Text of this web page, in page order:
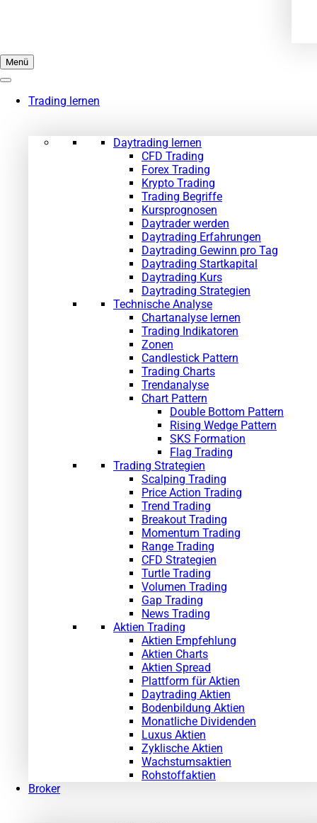
Menü
Trading lernen
Daytrading lernen
CFD Trading
Forex Trading
Krypto Trading
Trading Begriffe
Kursprognosen
Daytrader werden
Daytrading Erfahrungen
Daytrading Gewinn pro Tag
Daytrading Startkapital
Daytrading Kurs
Daytrading Strategien
Technische Analyse
Chartanalyse lernen
Trading Indikatoren
Zonen
Candlestick Pattern
Trading Charts
Trendanalyse
Chart Pattern
Double Bottom Pattern
Rising Wedge Pattern
SKS Formation
Flag Trading
Trading Strategien
Scalping Trading
Price Action Trading
Trend Trading
Breakout Trading
Momentum Trading
Range Trading
CFD Strategien
Turtle Trading
Volumen Trading
Gap Trading
News Trading
Aktien Trading
Aktien Empfehlung
Aktien Charts
Aktien Spread
Plattform für Aktien
Daytrading Aktien
Bodenbildung Aktien
Monatliche Dividenden
Luxus Aktien
Zyklische Aktien
Wachstumsaktien
Rohstoffaktien
Broker